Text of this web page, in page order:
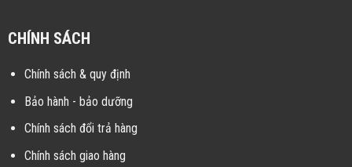
CHÍNH SÁCH
Chính sách & quy định
Bảo hành - bảo dưỡng
Chính sách đổi trả hàng
Chính sách giao hàng